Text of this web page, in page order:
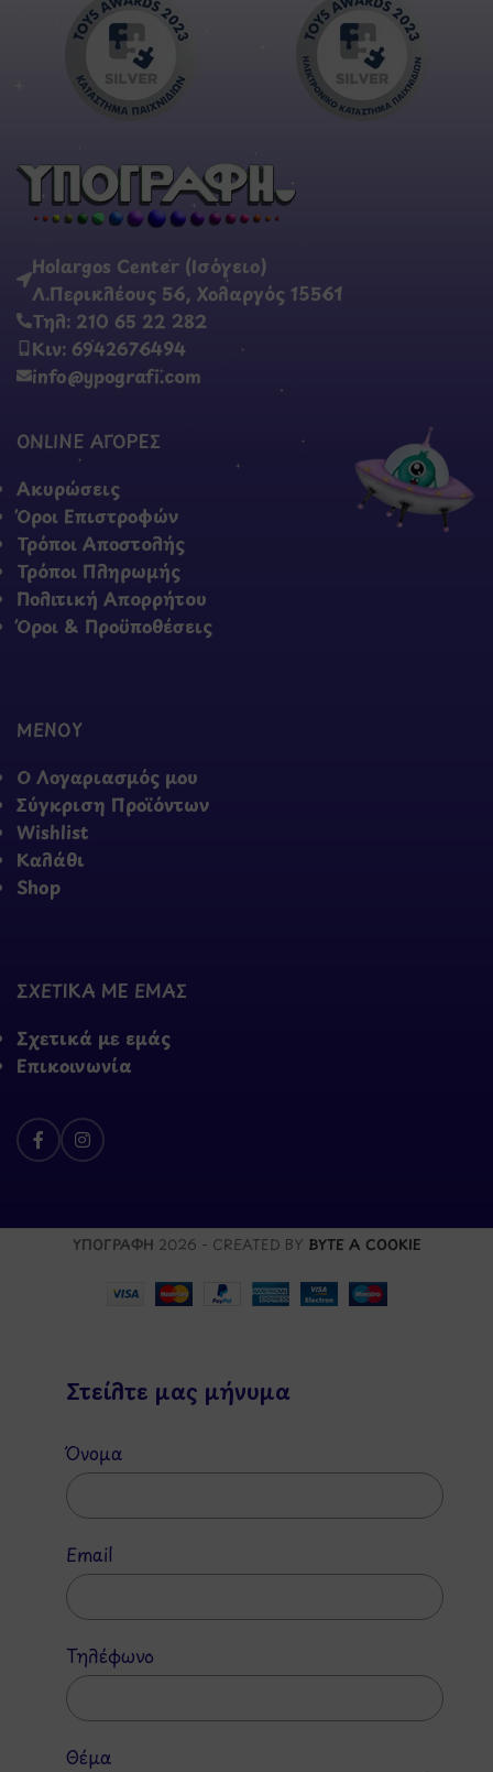
Holargos Center (Ισόγειο)
Λ.Περικλέους 56, Χολαργός 15561
Τηλ: 210 65 22 282
Κιν: 6942676494
info@ypografi.com
ONLINE ΑΓΟΡΕΣ
Ακυρώσεις
Όροι Επιστροφών
Τρόποι Αποστολής
Τρόποι Πληρωμής
Πολιτική Απορρήτου
Όροι & Προϋποθέσεις
ΜΕΝΟΥ
Ο Λογαριασμός μου
Σύγκριση Προϊόντων
Wishlist
Καλάθι
Shop
ΣΧΕΤΙΚΑ ΜΕ ΕΜΑΣ
Σχετικά με εμάς
Επικοινωνία
ΥΠΟΓΡΑΦΗ 2026 - CREATED BY BYTE A COOKIE
Στείλτε μας μήνυμα
Όνομα
Email
Τηλέφωνο
Θέμα